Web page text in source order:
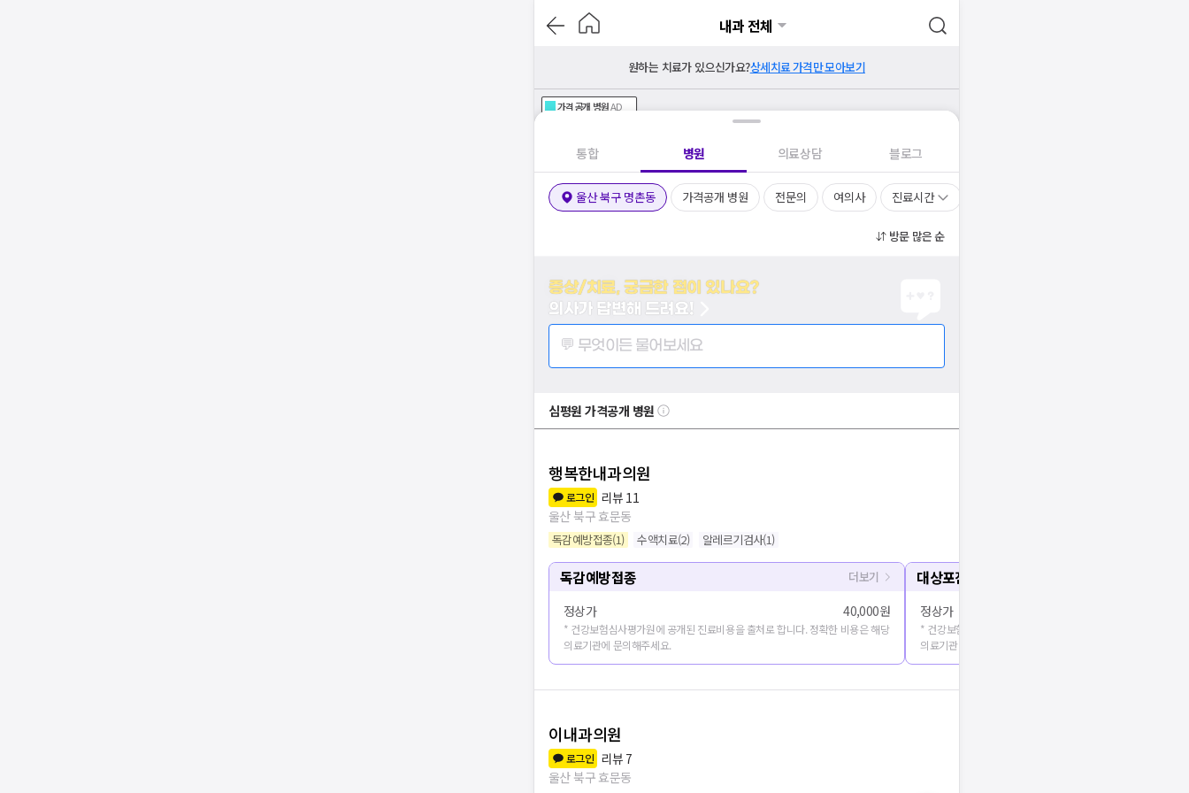
내과 전체
원하는 치료가 있으신가요?상세치료 가격만 모아보기
가격공개 병원AD
통합 병원 의료상담 블로그
울산 북구 명촌동 가격공개 병원 전문의 여의사 진료시간
방문 많은 순
증상/치료, 궁금한 점이 있나요?
의사가 답변해 드려요!
💬 무엇이든 물어보세요
심평원 가격공개 병원
행복한내과의원
로그인 리뷰 11
울산 북구 효문동
독감예방접종(1) 수액치료(2) 알레르기검사(1)
독감예방접종 더보기
정상가 40,000원
* 건강보험심사평가원에 공개된 진료비용을 출처로 합니다. 정확한 비용은 해당
의료기관에 문의해주세요.
대상포진 예방접종
정상가
* 건강보험심사평가원에 공개된 진료비용을 출처로 합니다. 정확
의료기관에 문의해주세요.
이내과의원
로그인 리뷰 7
울산 북구 효문동